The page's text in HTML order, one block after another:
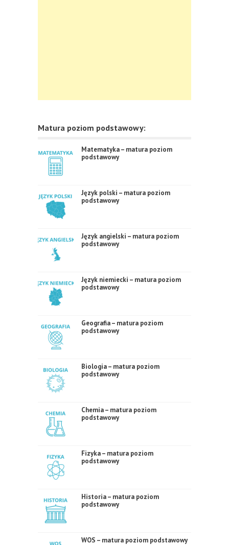
Matura poziom podstawowy:
Matematyka – matura poziom
podstawowy
Język polski – matura poziom
podstawowy
Język angielski – matura poziom
podstawowy
Język niemiecki – matura poziom
podstawowy
Geografia – matura poziom
podstawowy
Biologia – matura poziom
podstawowy
Chemia – matura poziom
podstawowy
Fizyka – matura poziom
podstawowy
Historia – matura poziom
podstawowy
WOS – matura poziom podstawowy